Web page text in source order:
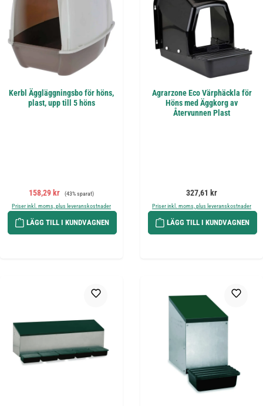
Kerbl Äggläggningsbo för höns,
plast, upp till 5 höns
Försäljningspris:
158,29 kr Ordinarie pris:
(43% sparat)
Priser inkl. moms, plus leveranskostnader
LÄGG TILL I KUNDVAGNEN
Agrarzone Eco Värphäckla för
Höns med Äggkorg av
Återvunnen Plast
Ordinarie pris:
327,61 kr
Priser inkl. moms, plus leveranskostnader
LÄGG TILL I KUNDVAGNEN